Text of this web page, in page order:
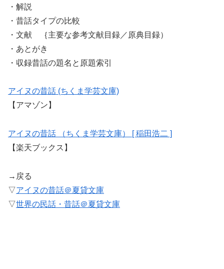
・解説
・昔話タイプの比較
・文献 ｛主要な参考文献目録／原典目録）
・あとがき
・収録昔話の題名と原題索引
アイヌの昔話 (ちくま学芸文庫)
【アマゾン】
アイヌの昔話 （ちくま学芸文庫） [ 稲田浩二 ]
【楽天ブックス】
→戻る
▽アイヌの昔話＠夏貸文庫
▽世界の民話・昔話＠夏貸文庫